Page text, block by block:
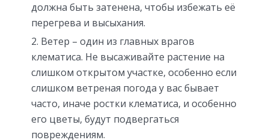
должна быть затенена, чтобы избежать её
перегрева и высыхания.
Ветер – один из главных врагов
клематиса. Не высаживайте растение на
слишком открытом участке, особенно если
слишком ветреная погода у вас бывает
часто, иначе ростки клематиса, и особенно
его цветы, будут подвергаться
повреждениям.